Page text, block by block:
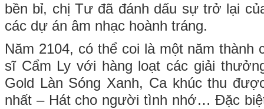
bền bỉ, chị Tư đã đánh dấu sự trở lại
các dự án âm nhạc hoành tráng.
Năm 2104, có thể coi là một năm
sĩ Cẩm Ly với hàng loạt các giải
Gold Làn Sóng Xanh, Ca khúc thu
nhất – Hát cho người tình nhớ… Đặc